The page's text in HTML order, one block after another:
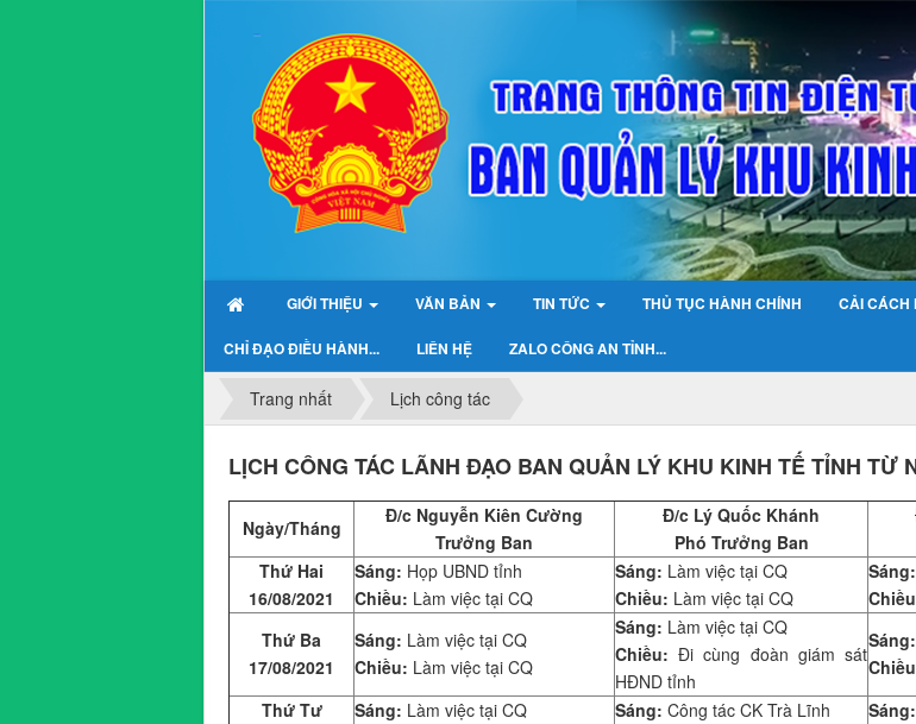
GIỚI THIỆU VĂN BẢN TIN TỨC THỦ TỤC HÀNH CHÍNH CẢI CÁCH
CHỈ ĐẠO ĐIỀU HÀNH... LIÊN HỆ ZALO CÔNG AN TỈNH...
Trang nhất Lịch công tác
LỊCH CÔNG TÁC LÃNH ĐẠO BAN QUẢN LÝ KHU KINH TẾ TỈNH TỪ
Ngày/Tháng
Đ/c Nguyễn Kiên Cường
Trưởng Ban
Đ/c Lý Quốc Khánh
Phó Trưởng Ban
Thứ Hai
16/08/2021
Sáng: Họp UBND tỉnh
Chiều: Làm việc tại CQ
Sáng: Làm việc tại CQ
Chiều: Làm việc tại CQ
Sáng:
Thứ Ba
17/08/2021
Sáng: Làm việc tại CQ
Chiều: Làm việc tại CQ
Sáng: Làm việc tại CQ
Chiều:Đi cùng đoàn giám sát
HĐND tỉnh
Sáng:
Thứ Tư
Sáng: Làm việc tại CQ
Sáng: Công tác CK Trà Lĩnh
Sáng: